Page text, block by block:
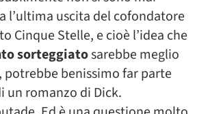
l’ultima uscita del cofondatore
Cinque Stelle, e cioè l’idea che
sorteggiatosarebbe meglio
benissimo far parte
un romanzo di Dick.